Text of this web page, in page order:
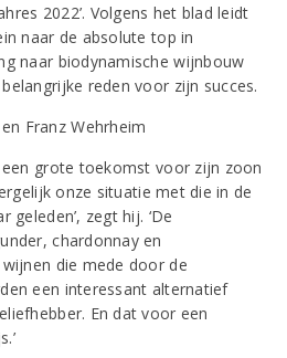
2022’. Volgens het blad leidt
naar de absolute top in
naar biodynamische wijnbouw
reden voor zijn succes.
grote toekomst voor zijn zoon
onze situatie met die in de
zegt hij. ‘De
chardonnay en
die mede door de
een interessant alternatief
En dat voor een